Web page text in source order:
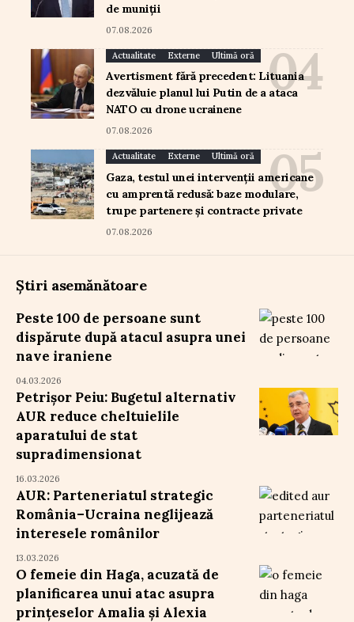
de muniții
07.08.2026
Actualitate Externe Ultimă oră
Avertisment fără precedent: Lituania
dezvăluie planul lui Putin de a ataca
NATO cu drone ucrainene
07.08.2026
Actualitate Externe Ultimă oră
Gaza, testul unei intervenții americane
cu amprentă redusă: baze modulare,
trupe partenere și contracte private
07.08.2026
Știri asemănătoare
Peste 100 de persoane sunt
dispărute după atacul asupra unei
nave iraniene
04.03.2026
Petrișor Peiu: Bugetul alternativ
AUR reduce cheltuielile
aparatului de stat
supradimensionat
16.03.2026
AUR: Parteneriatul strategic
România–Ucraina neglijează
interesele românilor
13.03.2026
O femeie din Haga, acuzată de
planificarea unui atac asupra
prințeselor Amalia și Alexia